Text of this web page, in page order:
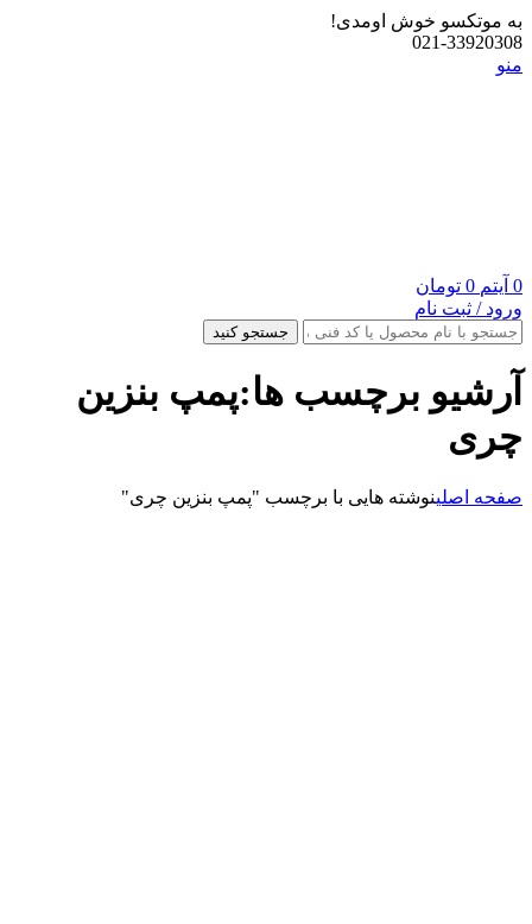
به موتکسو خوش اومدی!
021-33920308
منو
0 آیتم 0 تومان
ورود / ثبت نام
جستجو کنید
آرشیو برچسب ها:پمپ بنزین
چری
صفحه اصلینوشته هایی با برچسب "پمپ بنزین چری"